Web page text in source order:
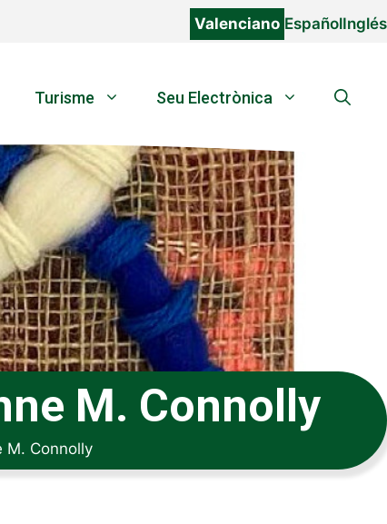
Valenciano EspañolInglés
Turisme Seu Electrònica
M. Connolly
M. Connolly